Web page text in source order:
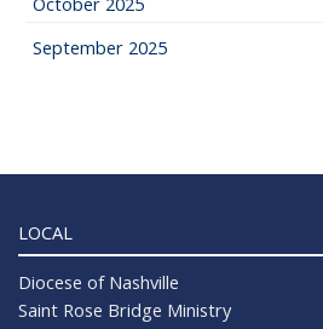
September 2025
LOCAL
Diocese of Nashville
Saint Rose Bridge Ministry